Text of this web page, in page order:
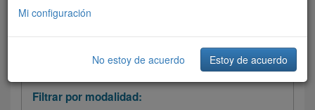
Filtrar las rutas
Filtrar por modalidad:
Mi configuración
No estoy de acuerdo Estoy de acuerdo